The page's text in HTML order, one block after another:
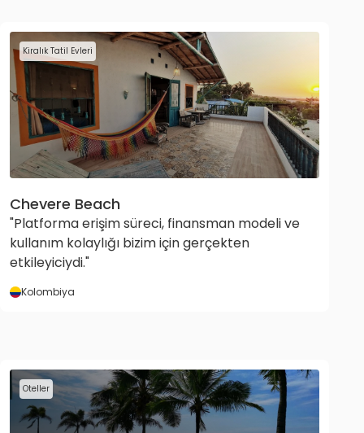
Kiralık Tatil Evleri
Chevere Beach
"Platforma erişim süreci, finansman modeli ve
kullanım kolaylığı bizim için gerçekten
etkileyiciydi."
Kolombiya
Oteller